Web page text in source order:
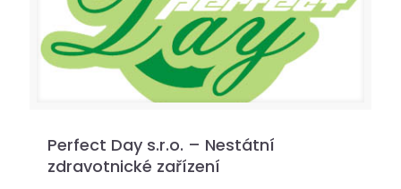
Perfect Day s.r.o. – Nestátní
zdravotnické zařízení